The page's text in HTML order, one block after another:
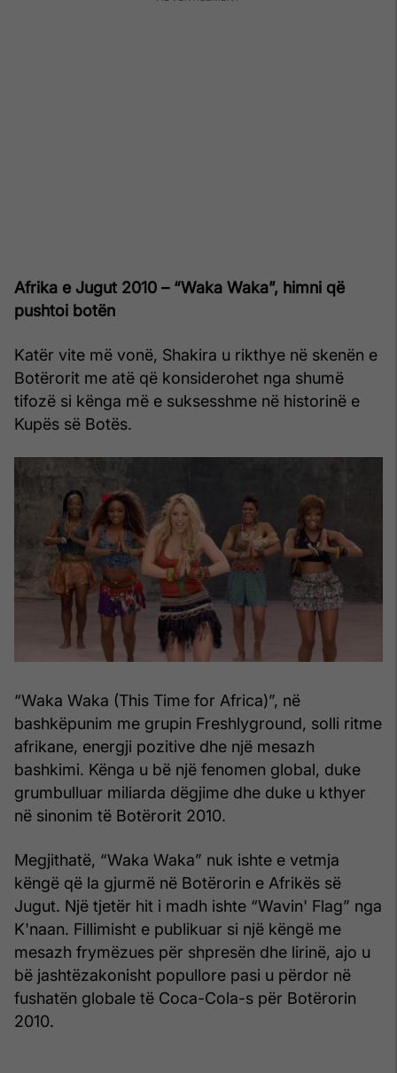
Afrika e Jugut 2010 – “Waka Waka”, himni që
pushtoi botën
Katër vite më vonë, Shakira u rikthye në skenën e
Botërorit me atë që konsiderohet nga shumë
tifozë si kënga më e suksesshme në historinë e
Kupës së Botës.
“Waka Waka (This Time for Africa)”, në
bashkëpunim me grupin Freshlyground, solli ritme
afrikane, energji pozitive dhe një mesazh
bashkimi. Kënga u bë një fenomen global, duke
grumbulluar miliarda dëgjime dhe duke u kthyer
në sinonim të Botërorit 2010.
Megjithatë, “Waka Waka” nuk ishte e vetmja
këngë që la gjurmë në Botërorin e Afrikës së
Jugut. Një tjetër hit i madh ishte “Wavin' Flag” nga
K'naan. Fillimisht e publikuar si një këngë me
mesazh frymëzues për shpresën dhe lirinë, ajo u
bë jashtëzakonisht popullore pasi u përdor në
fushatën globale të Coca-Cola-s për Botërorin
2010.